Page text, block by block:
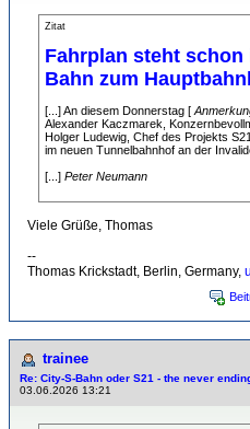
Zitat
Fahrplan steht schon
Bahn zum
[...] An diesem Donnerstag [
Alexander Kaczmarek,
Holger Ludewig, Chef des Projekts
im neuen Tunnelbahnhof an der
[...] Peter Neumann
Viele Grüße, Thomas
--
Thomas Krickstadt, Berlin, Germany,
trainee
Re: City-S-Bahn oder S21 - the never
03.06.2026 13:21